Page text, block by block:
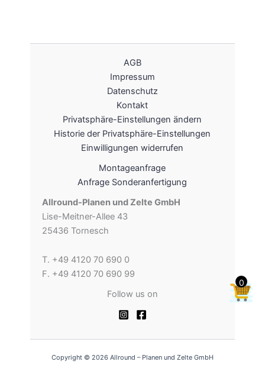
AGB
Impressum
Datenschutz
Kontakt
Privatsphäre-Einstellungen ändern
Historie der Privatsphäre-Einstellungen
Einwilligungen widerrufen
Montageanfrage
Anfrage Sonderanfertigung
Allround-Planen und Zelte GmbH
Lise-Meitner-Allee 43
25436 Tornesch
T. +49 4120 70 690 0
F. +49 4120 70 690 99
Follow us on
Copyright © 2026 Allround – Planen und Zelte GmbH
0